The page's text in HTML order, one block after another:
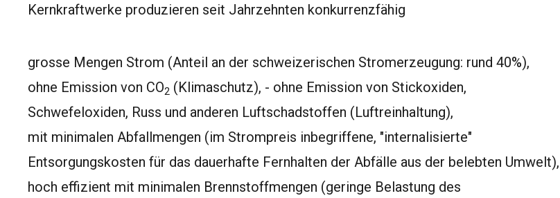
Kernkraftwerke produzieren seit Jahrzehnten konkurrenzfähig
grosse Mengen Strom (Anteil an der schweizerischen Stromerzeugung: rund 40%),
ohne Emission von CO2 (Klimaschutz), - ohne Emission von Stickoxiden,
Schwefeloxiden, Russ und anderen Luftschadstoffen (Luftreinhaltung),
mit minimalen Abfallmengen (im Strompreis inbegriffene, "internalisierte"
Entsorgungskosten für das dauerhafte Fernhalten der Abfälle aus der belebten Umwelt),
hoch effizient mit minimalen Brennstoffmengen (geringe Belastung des